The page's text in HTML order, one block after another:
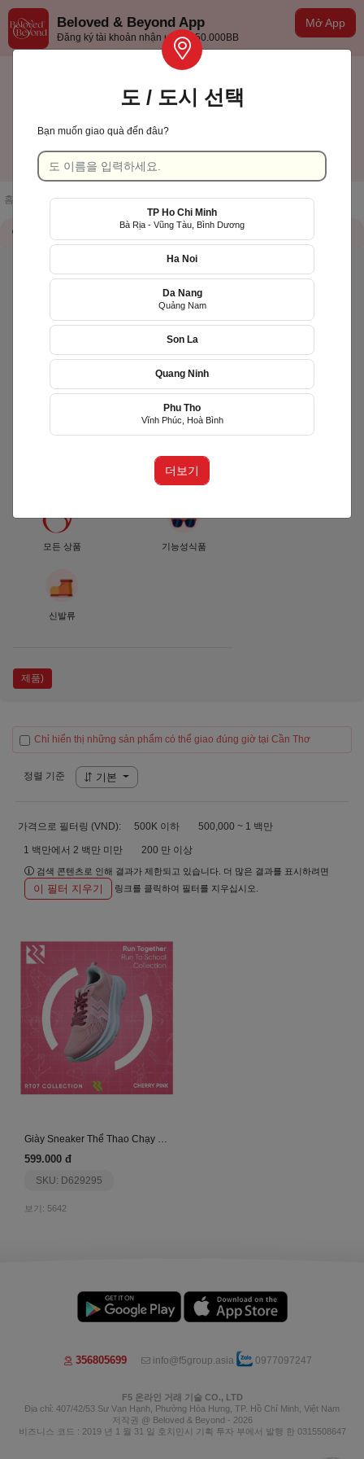
Mở App
Beloved & Beyond App
Đăng ký tài khoản nhận ưu đãi 50.000BB
홈페이지 / 점포 목록 / RUN TOGETHER VIETNAM
QR Code
RUN TOGETHER
Quận Ninh Kiều, Cần Thơ
모든 상품 기능성식품
신발류
제품)
Chỉ hiển thị những sản phẩm có thể giao đúng giờ tại Cần Thơ
정렬 기준 기본
가격으로 필터링 (VND): 500K 이하 500,000 ~ 1 백만
1 백만에서 2 백만 미만 200 만 이상
검색 콘텐츠로 인해 결과가 제한되고 있습니다. 더 많은 결과를 표시하려면
이 필터 지우기 링크를 클릭하여 필터를 지우십시오.
Giày Sneaker Thể Thao Chạy Bộ Run Together Rt07-H
599.000 đ
SKU: D629295
보기: 5642
356805699 info@f5group.asia 0977097247
F5 온라인 거래 기술 CO., LTD
Địa chỉ: 407/42/53 Sư Vạn Hạnh, Phường Hòa Hưng, TP. Hồ Chí Minh, Việt Nam
저작권 @ Beloved & Beyond - 2026
비즈니스 코드 : 2019 년 1 월 31 일 호치민시 기획 투자 부에서 발행 한 0315508647
도 / 도시 선택
Bạn muốn giao quà đến đâu?
TP Ho Chi Minh
Bà Rịa - Vũng Tàu, Bình Dương
Ha Noi
Da Nang
Quảng Nam
Son La
Quang Ninh
Phu Tho
Vĩnh Phúc, Hoà Bình
더보기